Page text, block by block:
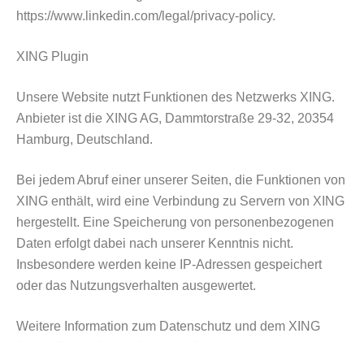
https://www.linkedin.com/legal/privacy-policy.
XING Plugin
Unsere Website nutzt Funktionen des Netzwerks XING.
Anbieter ist die XING AG, Dammtorstraße 29-32, 20354
Hamburg, Deutschland.
Bei jedem Abruf einer unserer Seiten, die Funktionen von
XING enthält, wird eine Verbindung zu Servern von XING
hergestellt. Eine Speicherung von personenbezogenen
Daten erfolgt dabei nach unserer Kenntnis nicht.
Insbesondere werden keine IP-Adressen gespeichert
oder das Nutzungsverhalten ausgewertet.
Weitere Information zum Datenschutz und dem XING